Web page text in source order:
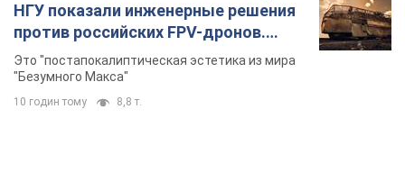
НГУ показали инженерные решения
против российских FPV-дронов.
Фото
Это "постапокалиптическая эстетика из мира
"Безумного Макса"
10 годин тому 8,8 т.